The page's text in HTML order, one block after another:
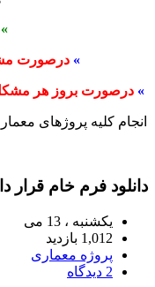
» 0916-891-1243
» درصورت
» درصورت بروز هر
انجام کلیه پروژهای
دانلود فرم خام قرار
یکشنبه ، 13 می
1,012 بازدید
پروژه معماری
2 دیدگاه